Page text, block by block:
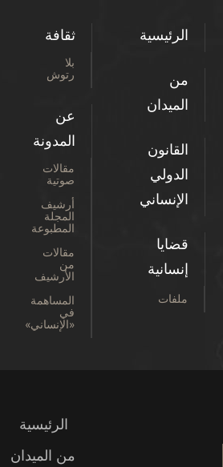
الرئيسية
من
الميدان
القانون
الدولي
الإنساني
قضايا
إنسانية
ملفات
ثقافة
بلا
رتوش
عن
المدونة
مقالات
صوتية
أرشيف
المجلة
المطبوعة
مقالات
من
الأرشيف
المساهمة
في
«الإنساني»
الرئيسية
من الميدان